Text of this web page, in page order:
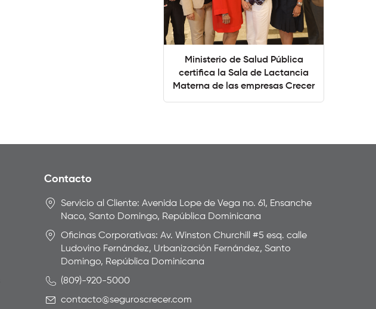
Ministerio de Salud Pública
certifica la Sala de Lactancia
Materna de las empresas Crecer
Contacto
Servicio al Cliente: Avenida Lope de Vega no. 61, Ensanche
Naco, Santo Domingo, República Dominicana
Oficinas Corporativas: Av. Winston Churchill #5 esq. calle
Ludovino Fernández, Urbanización Fernández, Santo
Domingo, República Dominicana
(809)-920-5000
contacto@seguroscrecer.com